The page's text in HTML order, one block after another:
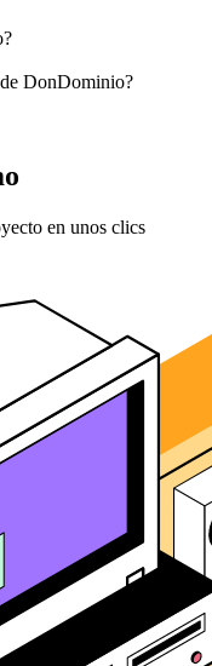
DonDominio?
en unos clics